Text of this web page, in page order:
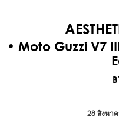
• Moto Guzzi V7
28 สิงหา